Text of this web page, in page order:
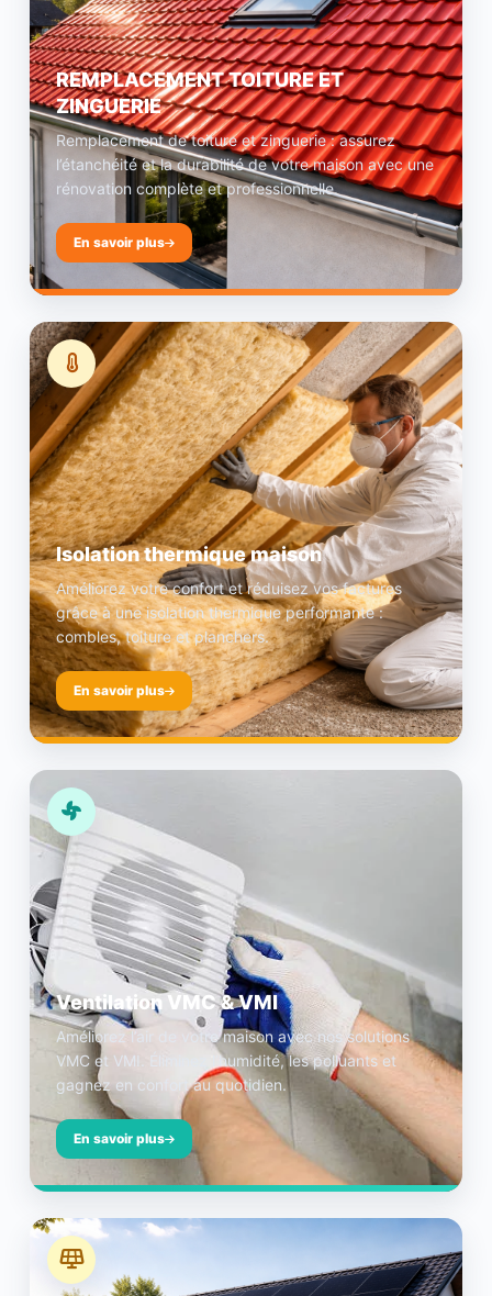
REMPLACEMENT TOITURE ET
ZINGUERIE
Remplacement de toiture et zinguerie : assurez
l’étanchéité et la durabilité de votre maison avec une
rénovation complète et professionnelle.
En savoir plus
Isolation thermique maison
Améliorez votre confort et réduisez vos factures
grâce à une isolation thermique performante :
combles, toiture et planchers.
En savoir plus
Ventilation VMC & VMI
Améliorez l’air de votre maison avec nos solutions
VMC et VMI. Éliminez l’humidité, les polluants et
gagnez en confort au quotidien.
En savoir plus